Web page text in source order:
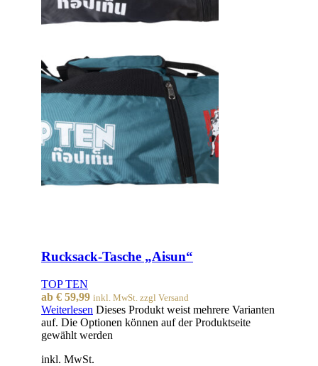
Rucksack-Tasche „Aisun“
TOP TEN
ab € 59,99 inkl. MwSt. zzgl Versand
Weiterlesen Dieses Produkt weist mehrere Varianten
auf. Die Optionen können auf der Produktseite
gewählt werden
inkl. MwSt.